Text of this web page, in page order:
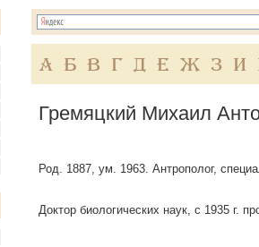
А Б В Г Д Е Ж З И
Гремяцкий Михаил
Род. 1887, ум. 1963. Антрополог,
Доктор биологических наук, с 1935 г.